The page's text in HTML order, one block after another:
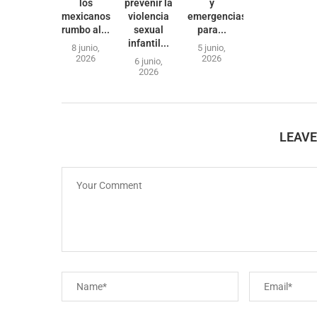
los
mexicanos
rumbo al...
8 junio,
2026
prevenir la
violencia
sexual
infantil...
6 junio,
2026
y
emergencias
para...
5 junio,
2026